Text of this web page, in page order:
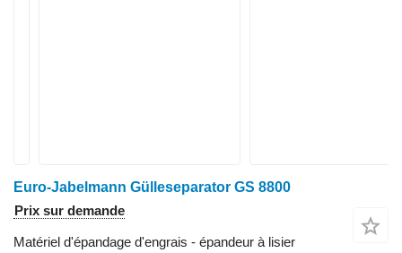
Euro-Jabelmann Gülleseparator GS 8800
Prix sur demande
Matériel d'épandage d'engrais - épandeur à lisier